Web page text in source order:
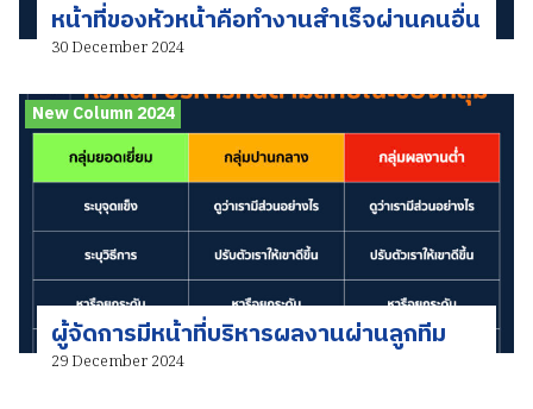
หน้าที่ของหัวหน้าคือทำงานสำเร็จผ่านคนอื่น
30 December 2024
New Column 2024
ผู้จัดการมีหน้าที่บริหารผลงานผ่านลูกทีม
29 December 2024